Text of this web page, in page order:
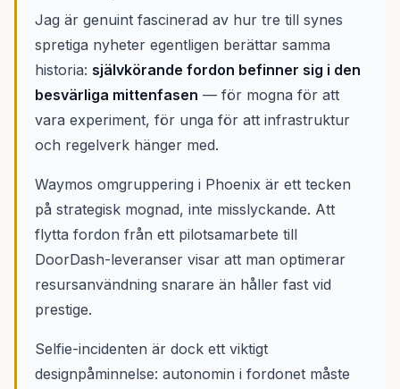
Jag är genuint fascinerad av hur tre till synes
spretiga nyheter egentligen berättar samma
historia: självkörande fordon befinner sig i den
besvärliga mittenfasen — för mogna för att
vara experiment, för unga för att infrastruktur
och regelverk hänger med.
Waymos omgruppering i Phoenix är ett tecken
på strategisk mognad, inte misslyckande. Att
flytta fordon från ett pilotsamarbete till
DoorDash-leveranser visar att man optimerar
resursanvändning snarare än håller fast vid
prestige.
Selfie-incidenten är dock ett viktigt
designpåminnelse: autonomin i fordonet måste